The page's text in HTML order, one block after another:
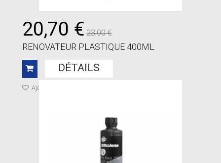
20,70 € 23,00 €
RENOVATEUR PLASTIQUE 400ML
DÉTAILS
Ajouter à ma liste de cadeaux